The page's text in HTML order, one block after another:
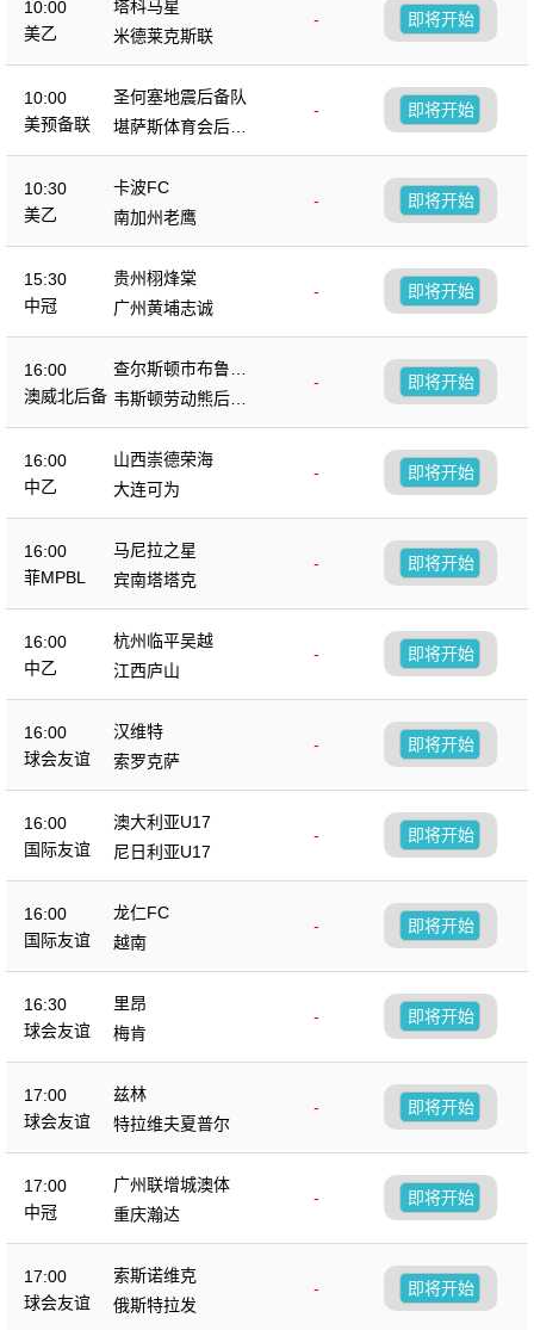
10:00
美乙
塔科马星
-
米德莱克斯联
即将开始
10:00
美预备联
圣何塞地震后备队
-
堪萨斯体育会后备
队
即将开始
10:30
美乙
卡波FC
-
南加州老鹰
即将开始
15:30
中冠
贵州栩烽棠
-
广州黄埔志诚
即将开始
16:00
澳威北后备
查尔斯顿市布鲁斯
后备队
-
韦斯顿劳动熊后备
队
即将开始
16:00
中乙
山西崇德荣海
-
大连可为
即将开始
16:00
菲MPBL
马尼拉之星
-
宾南塔塔克
即将开始
16:00
中乙
杭州临平吴越
-
江西庐山
即将开始
16:00
球会友谊
汉维特
-
索罗克萨
即将开始
16:00
国际友谊
澳大利亚U17
-
尼日利亚U17
即将开始
16:00
国际友谊
龙仁FC
-
越南
即将开始
16:30
球会友谊
里昂
-
梅肯
即将开始
17:00
球会友谊
兹林
-
特拉维夫夏普尔
即将开始
17:00
中冠
广州联增城澳体
-
重庆瀚达
即将开始
17:00
球会友谊
索斯诺维克
-
俄斯特拉发
即将开始